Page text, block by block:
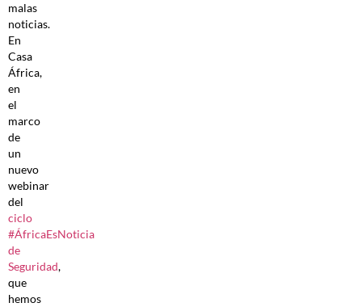
malas
noticias.
En
Casa
África,
en
el
marco
de
un
nuevo
webinar
del
ciclo
#ÁfricaEsNoticia
de
Seguridad,
que
hemos